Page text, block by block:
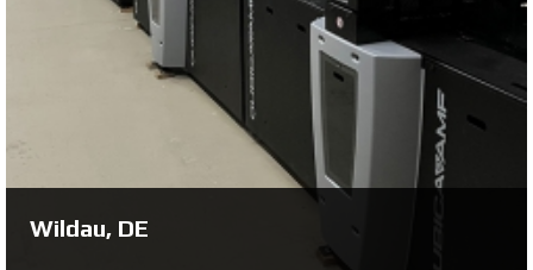
Arnhem, NL
Wildau, DE